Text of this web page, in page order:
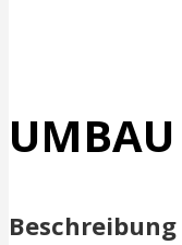
Beschreibung